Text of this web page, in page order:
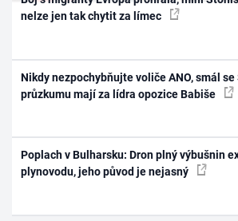
nelze jen tak chytit za límec
Nikdy nezpochybňujte voliče ANO, smál se
průzkumu mají za lídra opozice Babiše
Poplach v Bulharsku: Dron plný výbušnin
plynovodu, jeho původ je nejasný